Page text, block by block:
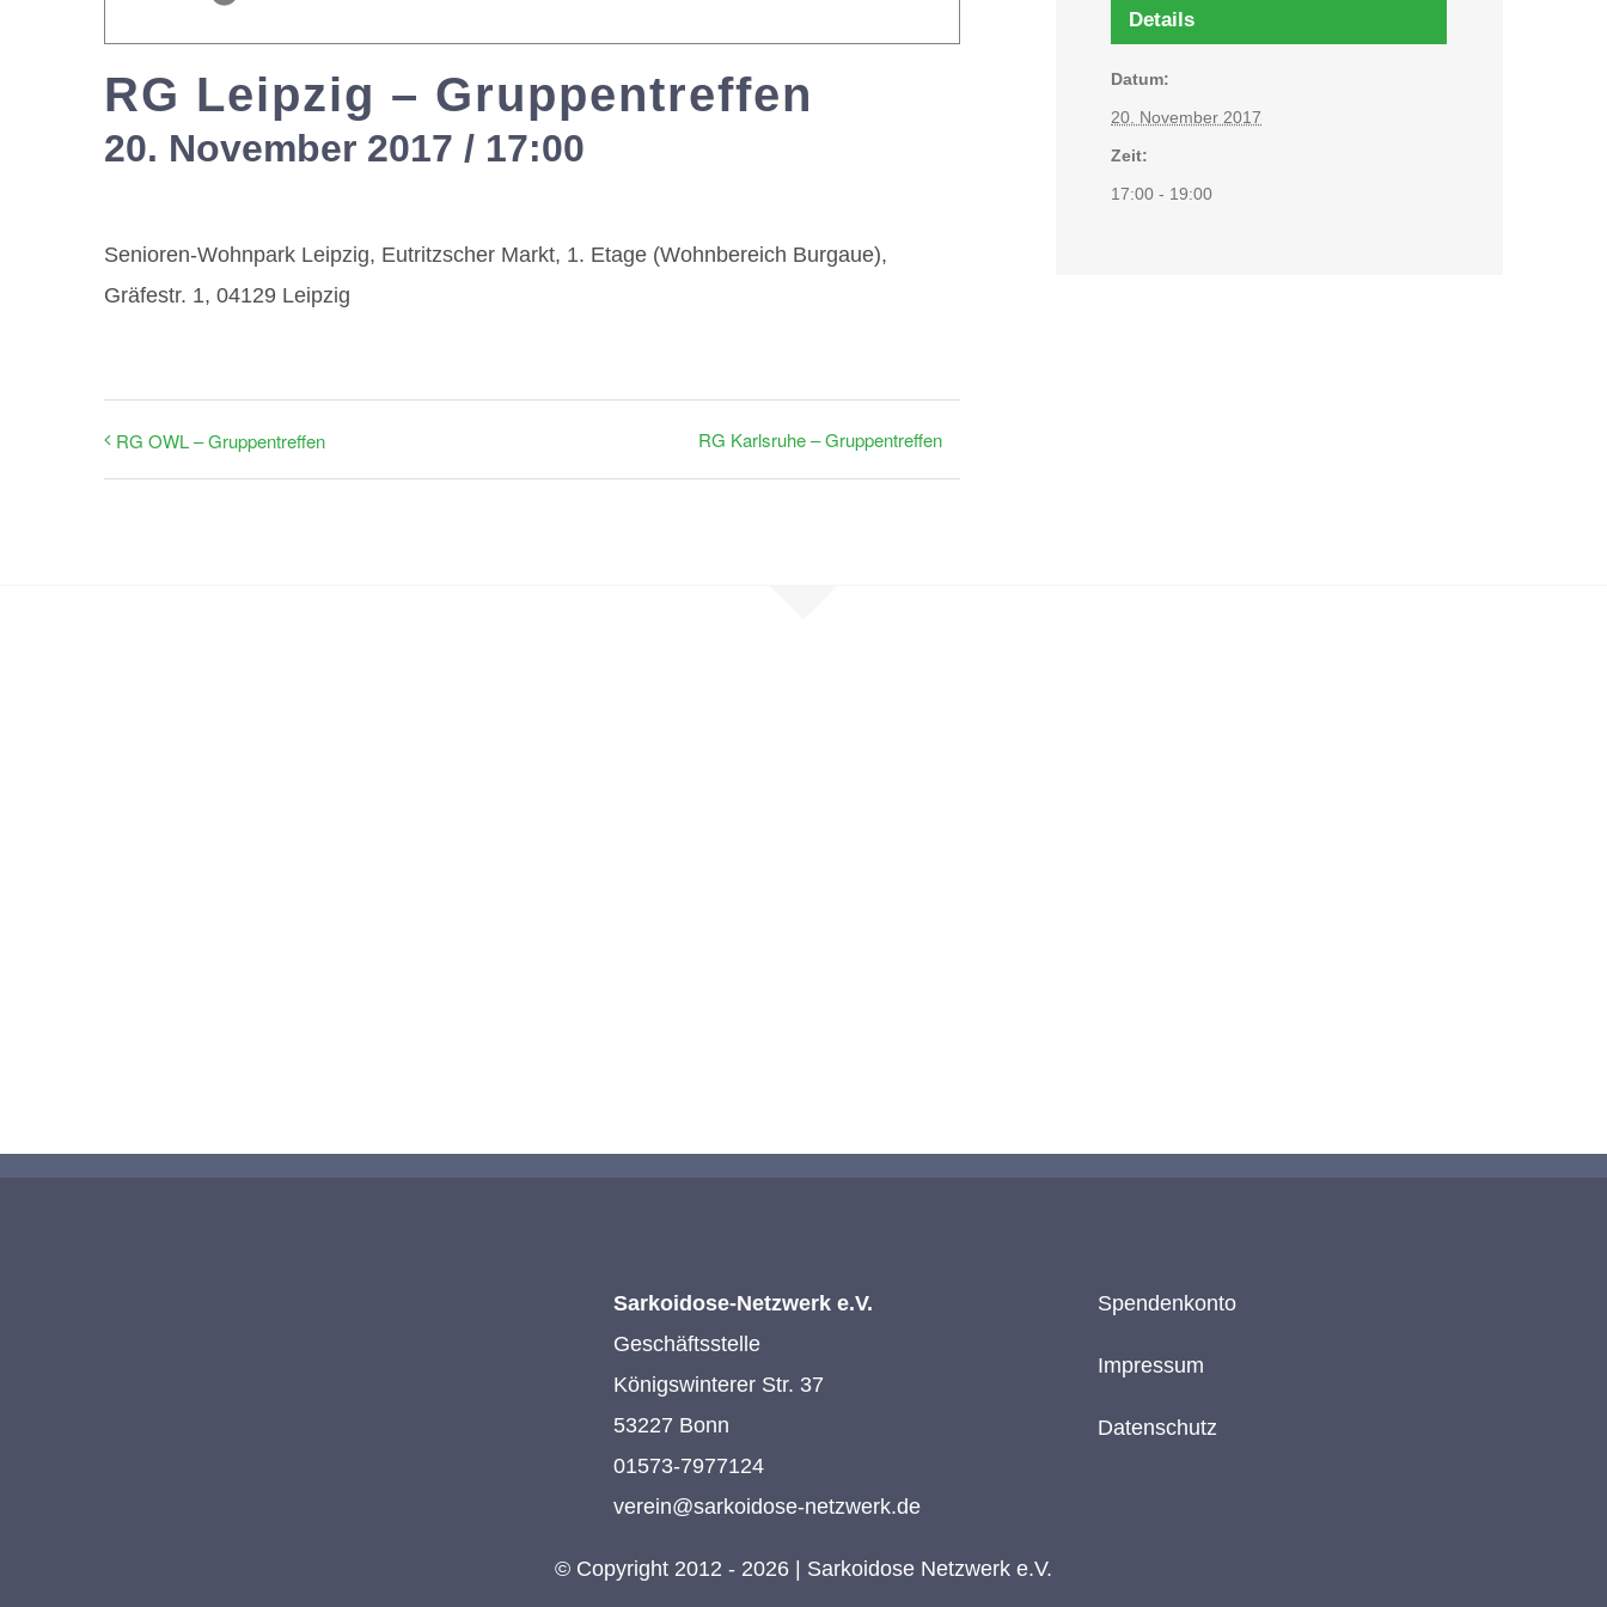
RG Leipzig – Gruppentreffen
20. November 2017 / 17:00
Senioren-Wohnpark Leipzig, Eutritzscher Markt, 1. Etage (Wohnbereich Burgaue),
Gräfestr. 1, 04129 Leipzig
RG OWL – Gruppentreffen RG Karlsruhe – Gruppentreffen
Details
Datum:
20. November 2017
Zeit:
17:00 - 19:00
Sarkoidose-Netzwerk e.V.
Geschäftsstelle
Königswinterer Str. 37
53227 Bonn
01573-7977124
verein@sarkoidose-netzwerk.de
Spendenkonto
Impressum
Datenschutz
© Copyright 2012 - 2026 | Sarkoidose Netzwerk e.V.